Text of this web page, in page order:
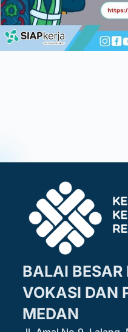
BALAI
VOKASI DAN
MEDAN